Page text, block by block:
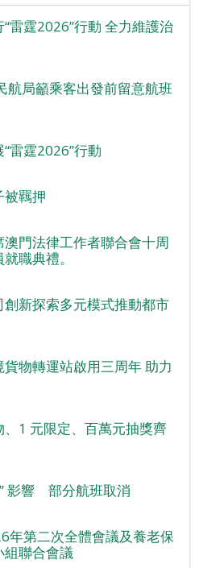
雷霆2026”行動 全力維護治
航局籲乘客出發前留意航班
雷霆2026”行動
被羈押
門法律工作者聯合會十周
職典禮。
新探索多元模式推動都市
物轉運站啟用三周年 助力
1 元限定、百萬元抽獎齊
影響 部分航班取消
年第二次全體會議及養老保
聯合會議